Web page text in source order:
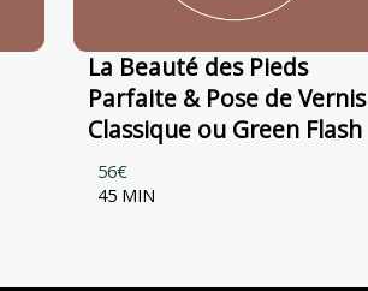
La Beauté des Pieds
Parfaite & Pose de Vernis
Classique ou Green Flash
56€
45 MIN